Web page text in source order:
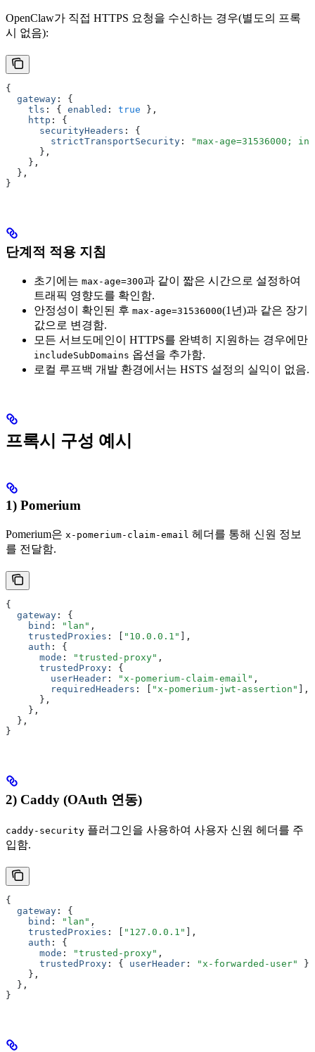
OpenClaw가 직접 HTTPS 요청을 수신하는 경우(별도의 프록
시 없음):
{
  gateway
:
{
    tls
: { enabled : true } ,
    http
:
{
      securityHeaders
:
{
        strictTransportSecurity
:
"max-age=31536000;
      }
,
    }
,
  }
,
}
단계적 적용 지침
초기에는 max-age=300과 같이 짧은 시간으로 설정하여
트래픽 영향도를 확인함.
안정성이 확인된 후 max-age=31536000(1년)과 같은 장기
값으로 변경함.
모든 서브도메인이 HTTPS를 완벽히 지원하는 경우에만
includeSubDomains 옵션을 추가함.
로컬 루프백 개발 환경에서는 HSTS 설정의 실익이 없음.
프록시 구성 예시
1) Pomerium
Pomerium은 x-pomerium-claim-email 헤더를 통해 신원 정보
를 전달함.
{
  gateway
:
{
    bind
: "lan" ,
    trustedProxies
: "10.0.0.1"
,
    auth
:
{
      mode
: "trusted-proxy" ,
      trustedProxy
:
{
        userHeader
: "x-pomerium-claim-email" ,
        requiredHeaders
: "x-pomerium-jwt-assertion"
,
      }
,
    }
,
  }
,
}
2) Caddy (OAuth 연동)
caddy-security 플러그인을 사용하여 사용자 신원 헤더를 주
입함.
{
  gateway
:
{
    bind
: "lan" ,
    trustedProxies
: "127.0.0.1"
,
    auth
:
{
      mode
: "trusted-proxy" ,
      trustedProxy
: { userHeader : "x-forwarded-user" }
    }
,
  }
,
}